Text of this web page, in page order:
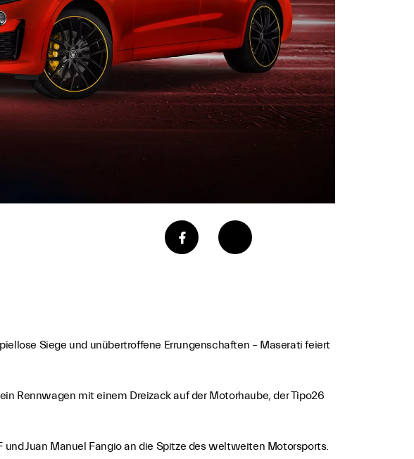
Siege und unübertroffene Errungenschaften – Maserati feiert
Rennwagen mit einem Dreizack auf der Motorhaube, der Tipo26
und Juan Manuel Fangio an die Spitze des weltweiten Motorsports.